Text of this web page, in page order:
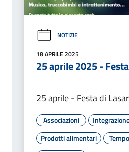
NOTIZIE
18 APRILE 2025
25 aprile 2025 -
25 aprile - Festa di
Associazioni
Prodotti alimentari